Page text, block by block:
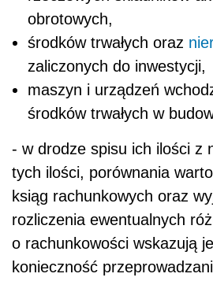
obrotowych,
środków trwałych oraz
zaliczonych do inwestycji,
maszyn i urządzeń
środków trwałych w
- w drodze spisu ich ilości z
tych ilości, porównania
ksiąg rachunkowych oraz
rozliczenia ewentualnych
o rachunkowości wskazują
konieczność